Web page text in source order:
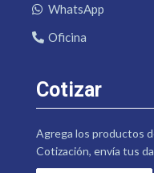
WhatsApp
Oficina
Cotizar
Agrega los productos
Cotización, envía tus